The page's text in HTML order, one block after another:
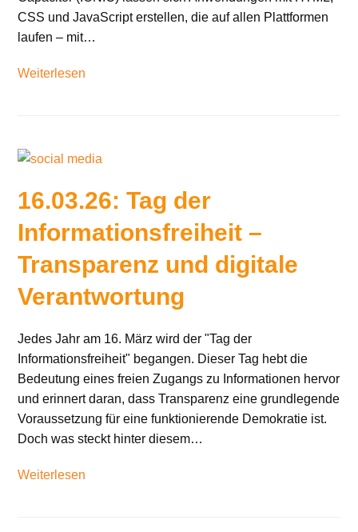
CSS und JavaScript erstellen, die auf allen Plattformen
laufen – mit…
Weiterlesen
16.03.26: Tag der
Informationsfreiheit –
Transparenz und digitale
Verantwortung
Jedes Jahr am 16. März wird der "Tag der
Informationsfreiheit" begangen. Dieser Tag hebt die
Bedeutung eines freien Zugangs zu Informationen hervor
und erinnert daran, dass Transparenz eine grundlegende
Voraussetzung für eine funktionierende Demokratie ist.
Doch was steckt hinter diesem…
Weiterlesen